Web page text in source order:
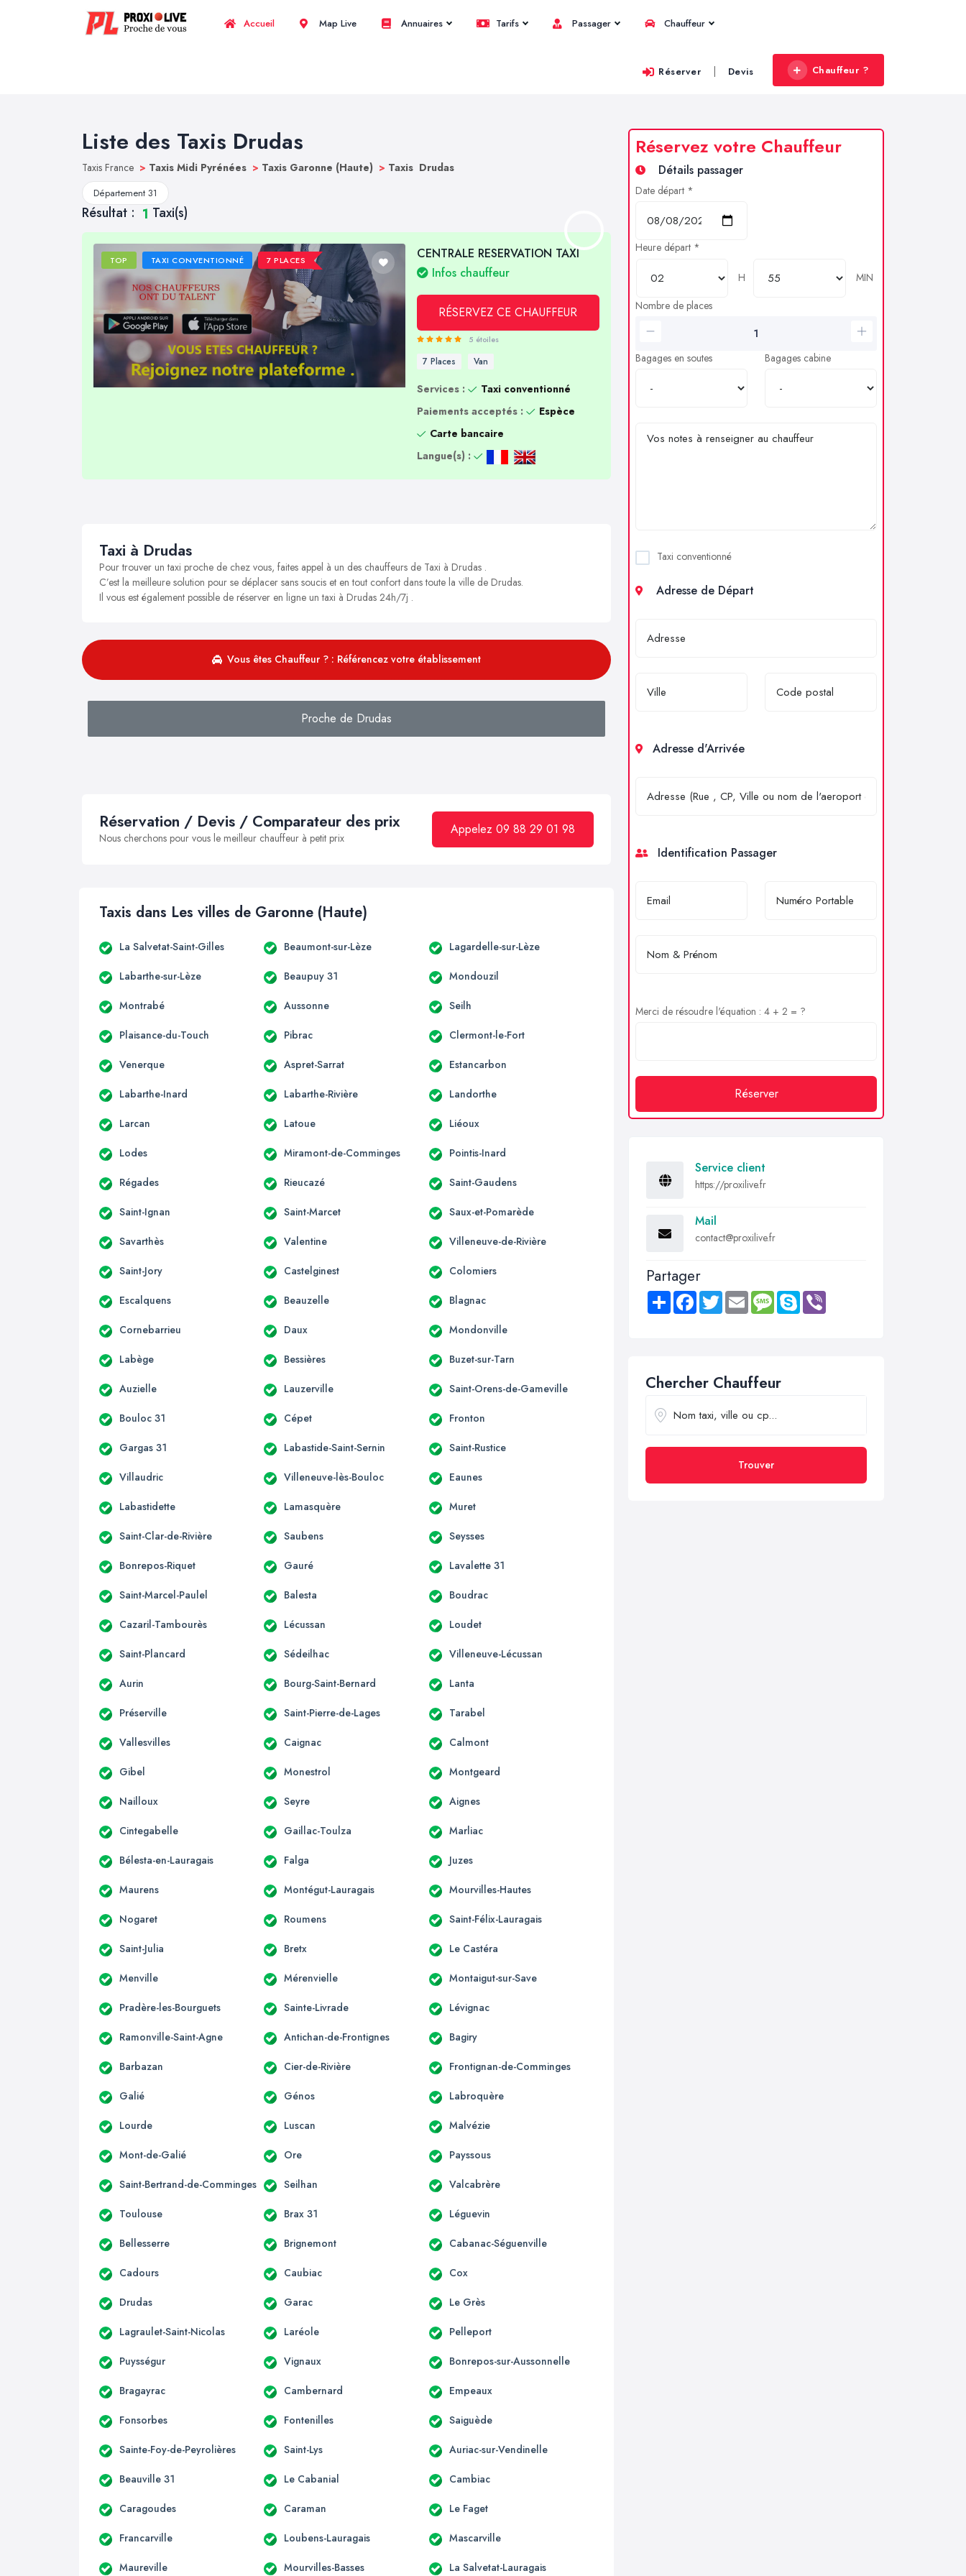
Accueil Map Live Annuaires Tarifs Passager Chauffeur
Réserver | Devis Chauffeur ?
Liste des Taxis Drudas
Taxis France > Taxis Midi Pyrénées > Taxis Garonne (Haute) > Taxis Drudas
Département 31
Résultat : 1 Taxi(s)
TOP TAXI CONVENTIONNÉ 7 PLACES
CENTRALE RESERVATION TAXI
Infos chauffeur
RÉSERVEZ CE CHAUFFEUR
5 étoiles
7 Places Van
Services :
Taxi conventionné
Paiements acceptés :
Espèce
Carte bancaire
Langue(s) :
Taxi à Drudas
Pour trouver un taxi proche de chez vous, faites appel à un des chauffeurs de Taxi à Drudas .
C’est la meilleure solution pour se déplacer sans soucis et en tout confort dans toute la ville de Drudas.
Il vous est également possible de réserver en ligne un taxi à Drudas 24h/7j .
Vous êtes Chauffeur ? : Référencez votre établissement
Proche de Drudas
Réservation / Devis / Comparateur des prix
Nous cherchons pour vous le meilleur chauffeur à petit prix
Appelez 09 88 29 01 98
Taxis dans Les villes de Garonne (Haute)
La Salvetat-Saint-Gilles Beaumont-sur-Lèze Lagardelle-sur-Lèze
Labarthe-sur-Lèze Beaupuy 31 Mondouzil
Montrabé Aussonne Seilh
Plaisance-du-Touch Pibrac Clermont-le-Fort
Venerque Aspret-Sarrat Estancarbon
Labarthe-Inard Labarthe-Rivière Landorthe
Larcan Latoue Liéoux
Lodes Miramont-de-Comminges Pointis-Inard
Régades Rieucazé Saint-Gaudens
Saint-Ignan Saint-Marcet Saux-et-Pomarède
Savarthès Valentine Villeneuve-de-Rivière
Saint-Jory Castelginest Colomiers
Escalquens Beauzelle Blagnac
Cornebarrieu Daux Mondonville
Labège Bessières Buzet-sur-Tarn
Auzielle Lauzerville Saint-Orens-de-Gameville
Bouloc 31 Cépet Fronton
Gargas 31 Labastide-Saint-Sernin Saint-Rustice
Villaudric Villeneuve-lès-Bouloc Eaunes
Labastidette Lamasquère Muret
Saint-Clar-de-Rivière Saubens Seysses
Bonrepos-Riquet Gauré Lavalette 31
Saint-Marcel-Paulel Balesta Boudrac
Cazaril-Tambourès Lécussan Loudet
Saint-Plancard Sédeilhac Villeneuve-Lécussan
Aurin Bourg-Saint-Bernard Lanta
Préserville Saint-Pierre-de-Lages Tarabel
Vallesvilles Caignac Calmont
Gibel Monestrol Montgeard
Nailloux Seyre Aignes
Cintegabelle Gaillac-Toulza Marliac
Bélesta-en-Lauragais Falga Juzes
Maurens Montégut-Lauragais Mourvilles-Hautes
Nogaret Roumens Saint-Félix-Lauragais
Saint-Julia Bretx Le Castéra
Menville Mérenvielle Montaigut-sur-Save
Pradère-les-Bourguets Sainte-Livrade Lévignac
Ramonville-Saint-Agne Antichan-de-Frontignes Bagiry
Barbazan Cier-de-Rivière Frontignan-de-Comminges
Galié Génos Labroquère
Lourde Luscan Malvézie
Mont-de-Galié Ore Payssous
Saint-Bertrand-de-Comminges Seilhan Valcabrère
Toulouse Brax 31 Léguevin
Bellesserre Brignemont Cabanac-Séguenville
Cadours Caubiac Cox
Drudas Garac Le Grès
Lagraulet-Saint-Nicolas Laréole Pelleport
Puysségur Vignaux Bonrepos-sur-Aussonnelle
Bragayrac Cambernard Empeaux
Fonsorbes Fontenilles Saiguède
Sainte-Foy-de-Peyrolières Saint-Lys Auriac-sur-Vendinelle
Beauville 31 Le Cabanial Cambiac
Caragoudes Caraman Le Faget
Francarville Loubens-Lauragais Mascarville
Maureville Mourvilles-Basses La Salvetat-Lauragais
Réservez votre Chauffeur
Détails passager
Date départ *
Heure départ *
H
MIN
Nombre de places
Bagages en soutes Bagages cabine
Taxi conventionné
Adresse de Départ
Adresse d'Arrivée
Identification Passager
Merci de résoudre l'équation : 4 + 2 = ?
Réserver
Service client
https://proxilive.fr
Mail
contact@proxilive.fr
Partager
Share FacebookTwitter Email MessageSkype
Chercher Chauffeur
Trouver